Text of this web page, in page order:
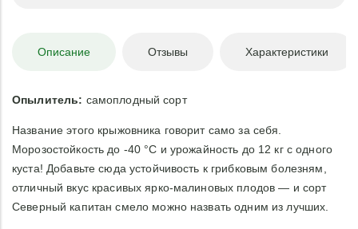
Описание Отзывы Характеристики
Опылитель: самоплодный сорт
Название этого крыжовника говорит само за себя.
Морозостойкость до -40 °С и урожайность до 12 кг с одного
куста! Добавьте сюда устойчивость к грибковым болезням,
отличный вкус красивых ярко-малиновых плодов — и сорт
Северный капитан смело можно назвать одним из лучших.